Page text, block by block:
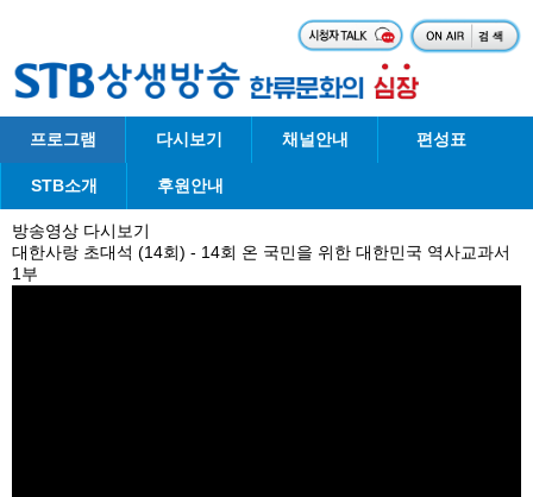
프로그램 다시보기 채널안내 편성표
STB소개 후원안내
방송영상 다시보기
대한사랑 초대석 (14회) - 14회 온 국민을 위한 대한민국 역사교과서
1부